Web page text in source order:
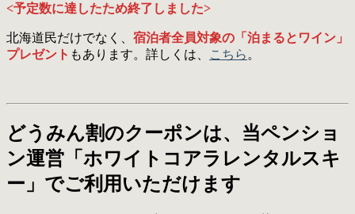
<予定数に達したため終了しました>
北海道民だけでなく、 宿泊者全員対象の「泊まるとワイン」
プレゼント もあります。詳しくは、 こちら 。
どうみん割のクーポンは、当ペンショ
ン運営「ホワイトコアラレンタルスキ
ー」でご利用いただけます